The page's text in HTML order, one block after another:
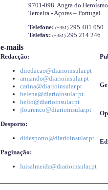
9701-098 Angra do Heroísmo
Terceira - Açores – Portugal.
Telefone: (+351)295 401 050
Telefax: (+351)295 214 246
e-mails
Redacção:
diredacao@diarioinsular.pt
armando@diarioinsular.pt
carina@diarioinsular.pt
helena@diarioinsular.pt
helio@diarioinsular.pt
jlourenco@diarioinsular.pt
Desporto:
didesporto@diarioinsular.pt
Paginação:
luisalmeida@diarioinsular.pt